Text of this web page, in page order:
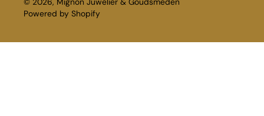
Powered by Shopify